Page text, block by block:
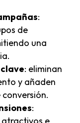
:
de
una
: eliminan
y añaden
: